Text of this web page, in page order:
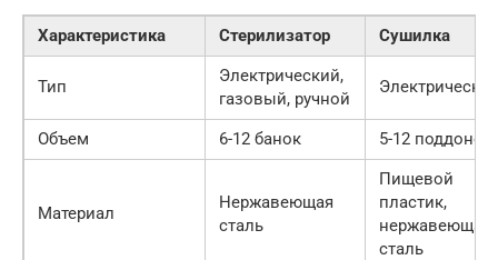
Характеристика Стерилизатор Сушилка
Тип
Электрический,
газовый, ручной
Электрическая
Объем 6-12 банок 5-12 поддонов
Материал
Нержавеющая
сталь
Пищевой
пластик,
нержавеющая
сталь